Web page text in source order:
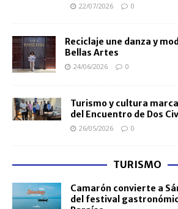
22/07/2026 0
Reciclaje une danza y
Bellas Artes
24/06/2026 0
Turismo y cultura
del Encuentro de Dos
26/05/2026 0
TURISMO
Camarón convierte a
del festival